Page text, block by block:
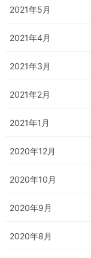
2021年5月
2021年4月
2021年3月
2021年2月
2021年1月
2020年12月
2020年10月
2020年9月
2020年8月